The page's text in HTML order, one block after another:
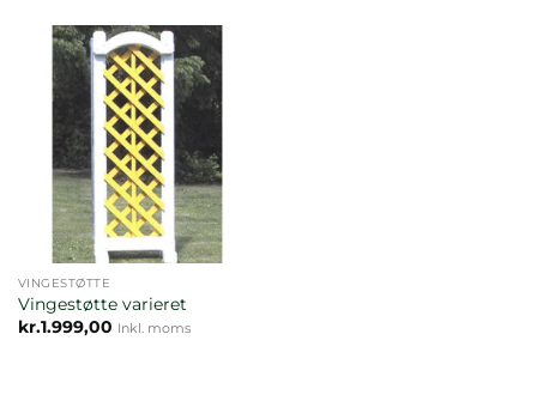
VINGESTØTTE
Vingestøtte varieret
kr.1.999,00 Inkl. moms